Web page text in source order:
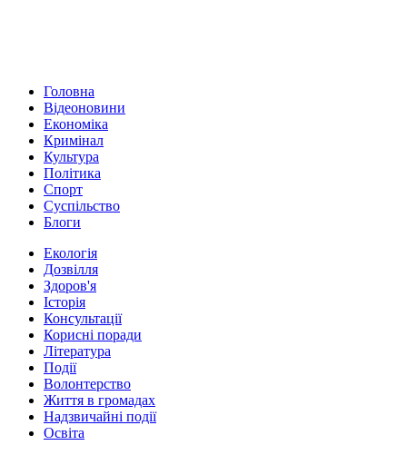
Головна
Відеоновини
Економіка
Кримінал
Культура
Політика
Спорт
Суспільство
Блоги
Екологія
Дозвілля
Здоров'я
Історія
Консультації
Корисні поради
Література
Події
Волонтерство
Життя в громадах
Надзвичайні події
Освіта